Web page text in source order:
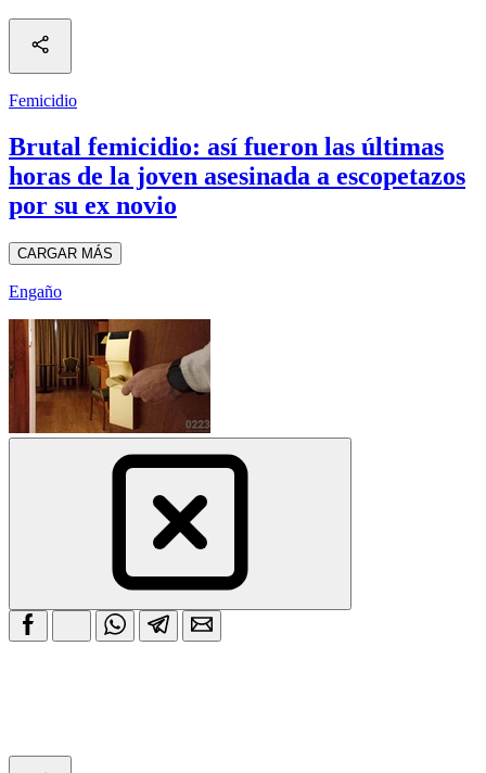
Femicidio
Brutal femicidio: así fueron las últimas
horas de la joven asesinada a escopetazos
por su ex novio
CARGAR MÁS
Engaño